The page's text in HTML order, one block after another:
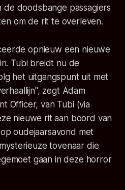
doodsbange passagiers
om de rit te overleven.
opnieuw een nieuwe
. Tubi breidt nu de
het uitgangspunt uit met
zegt Adam
Officer, van Tubi (via
nieuwe rit aan boord van
oudejaarsavond met
tovenaar die
gaan in deze horror